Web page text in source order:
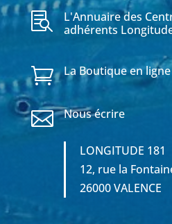

L'Annuaire des
adhérents
 La Boutique en
 Nous écrire
LONGITUDE 181
12, rue la
26000 VALENCE